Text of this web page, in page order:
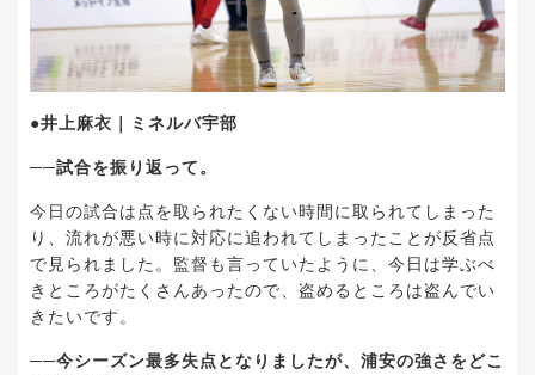
●井上麻衣｜ミネルバ宇部
──試合を振り返って。
今日の試合は点を取られたくない時間に取られてしまった
り、流れが悪い時に対応に追われてしまったことが反省点
で見られました。監督も言っていたように、今日は学ぶべ
きところがたくさんあったので、盗めるところは盗んでい
きたいです。
──今シーズン最多失点となりましたが、浦安の強さをどこ